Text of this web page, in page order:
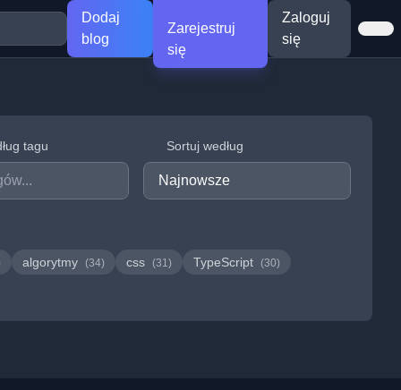
Dodaj
blog
Zarejestruj
się
Zaloguj
się
tagu Sortuj według
algorytmy (34) css (31) TypeScript (30)